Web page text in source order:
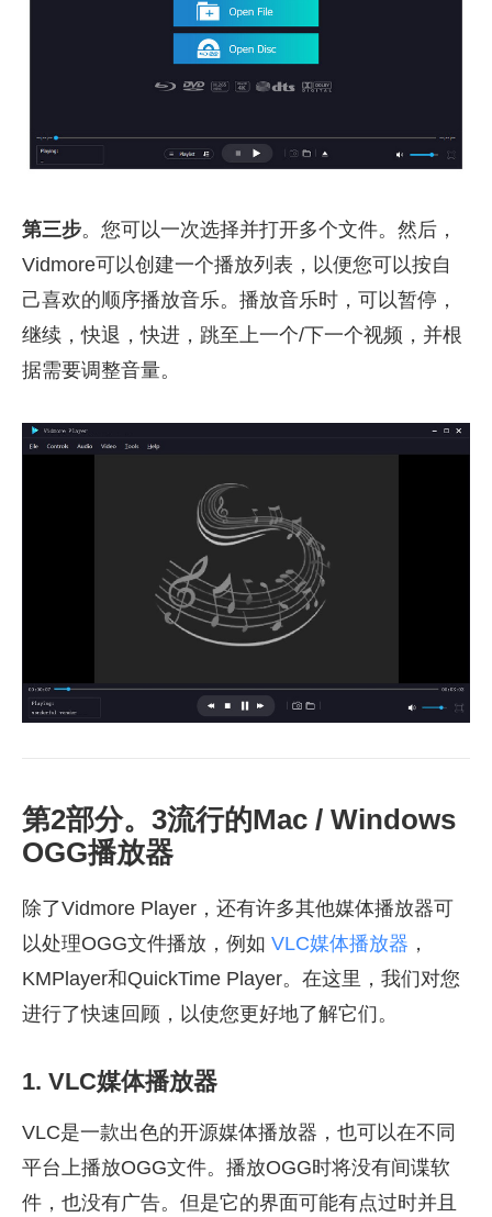
第三步。您可以一次选择并打开多个文件。然后，
Vidmore可以创建一个播放列表，以便您可以按自
己喜欢的顺序播放音乐。播放音乐时，可以暂停，
继续，快退，快进，跳至上一个/下一个视频，并根
据需要调整音量。
第2部分。3流行的Mac / Windows
OGG播放器
除了Vidmore Player，还有许多其他媒体播放器可
以处理OGG文件播放，例如 VLC媒体播放器 ，
KMPlayer和QuickTime Player。在这里，我们对您
进行了快速回顾，以使您更好地了解它们。
1. VLC媒体播放器
VLC是一款出色的开源媒体播放器，也可以在不同
平台上播放OGG文件。播放OGG时将没有间谍软
件，也没有广告。但是它的界面可能有点过时并且